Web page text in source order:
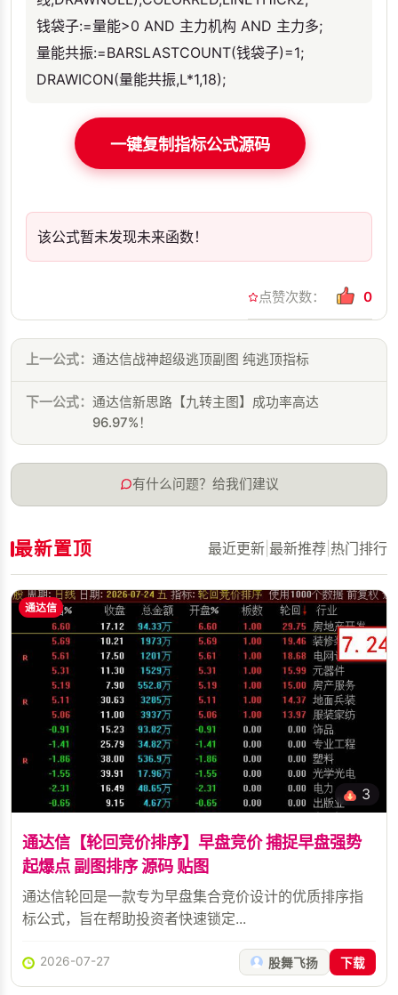
钱袋子:=量能>0 AND 主力机构 AND 主力多;
量能共振:=BARSLASTCOUNT(钱袋子)=1;
DRAWICON(量能共振,L*1,18);
一键复制指标公式源码
该公式暂未发现未来函数！
点赞次数： 0
上一公式： 通达信战神超级逃顶副图 纯逃顶指标
下一公式： 通达信新思路【九转主图】成功率高达
96.97%！
有什么问题？给我们建议
最新置顶 最近更新 最新推荐 热门排行
通达信
3
通达信【轮回竞价排序】早盘竞价 捕捉早盘强势
起爆点 副图排序 源码 贴图
通达信轮回是一款专为早盘集合竞价设计的优质排序指
标公式，旨在帮助投资者快速锁定...
2026-07-27 股舞飞扬 下载